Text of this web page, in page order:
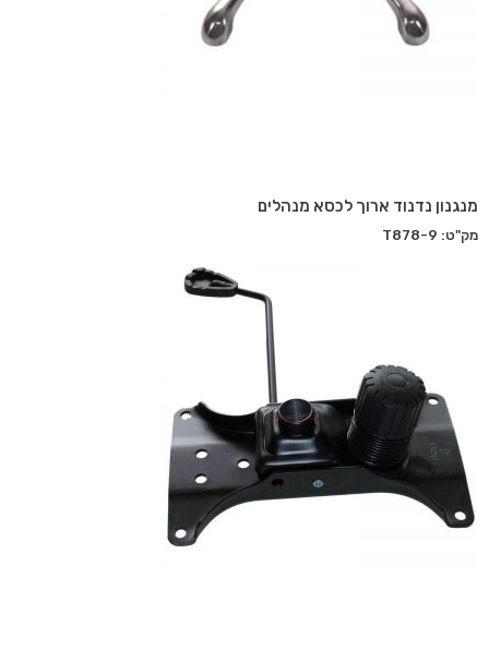
מנגנון נדנוד ארוך לכסא מנהלים
מק"ט: T878-9